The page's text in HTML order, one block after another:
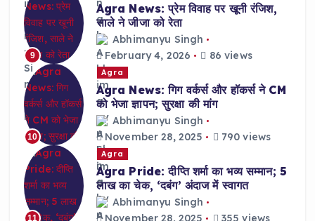
9
Agra News: प्रेम विवाह पर खूनी रंजिश,
साले ने जीजा को रेता
Abhimanyu Singh
February 4, 2026
86 views
10
Agra
Agra News: गिग वर्कर्स और हॉकर्स ने CM
को भेजा ज्ञापन; सुरक्षा की मांग
Abhimanyu Singh
November 28, 2025
790 views
11
Agra
Agra Pride: दीप्ति शर्मा का भव्य सम्मान; 5
लाख का चेक, ‘दबंग’ अंदाज में स्वागत
Abhimanyu Singh
November 28, 2025
355 views